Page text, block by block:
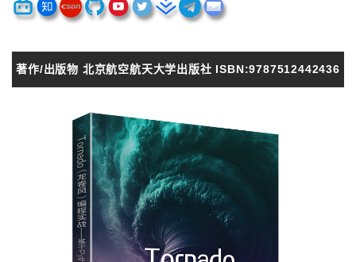
著作/出版物 北京航空航天大学出版社 ISBN:9787512442436